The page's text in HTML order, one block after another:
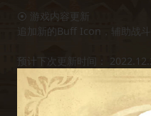
⦿ 游戏内容更新
追加新的Buff Icon，辅助战
预计下次更新时间：